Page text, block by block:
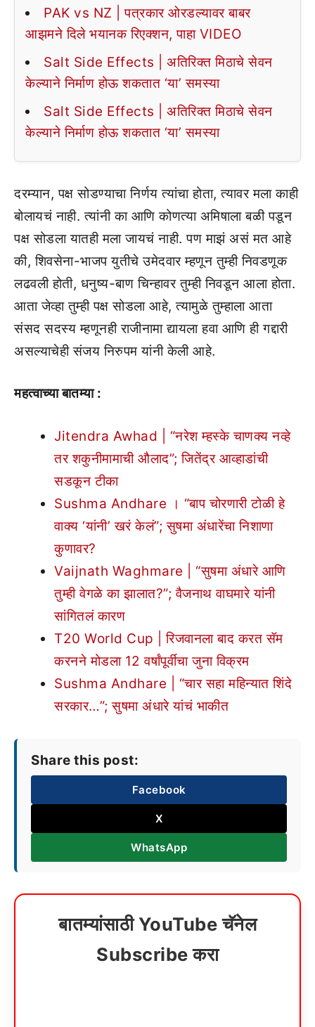
PAK vs NZ | पत्रकार ओरडल्यावर बाबर
आझमने दिले भयानक रिएक्शन, पाहा VIDEO
Salt Side Effects | अतिरिक्त मिठाचे सेवन
केल्याने निर्माण होऊ शकतात ‘या’ समस्या
Salt Side Effects | अतिरिक्त मिठाचे सेवन
केल्याने निर्माण होऊ शकतात ‘या’ समस्या
दरम्यान, पक्ष सोडण्याचा निर्णय त्यांचा होता, त्यावर मला काही
बोलायचं नाही. त्यांनी का आणि कोणत्या अमिषाला बळी पडून
पक्ष सोडला यातही मला जायचं नाही. पण माझं असं मत आहे
की, शिवसेना-भाजप युतीचे उमेदवार म्हणून तुम्ही निवडणूक
लढवली होती, धनुष्य-बाण चिन्हावर तुम्ही निवडून आला होता.
आता जेव्हा तुम्ही पक्ष सोडला आहे, त्यामुळे तुम्हाला आता
संसद सदस्य म्हणूनही राजीनामा द्यायला हवा आणि ही गद्दारी
असल्याचेही संजय निरुपम यांनी केली आहे.
महत्वाच्या बातम्या :
Jitendra Awhad | “नरेश म्हस्के चाणक्य नव्हे
तर शकुनीमामाची औलाद”; जितेंद्र आव्हाडांची
सडकून टीका
Sushma Andhare । “बाप चोरणारी टोळी हे
वाक्य ‘यांनी’ खरं केलं”; सुषमा अंधारेंचा निशाणा
कुणावर?
Vaijnath Waghmare | “सुषमा अंधारे आणि
तुम्ही वेगळे का झालात?”; वैजनाथ वाघमारे यांनी
सांगितलं कारण
T20 World Cup | रिजवानला बाद करत सॅम
करनने मोडला 12 वर्षांपूर्वीचा जुना विक्रम
Sushma Andhare | “चार सहा महिन्यात शिंदे
सरकार…”; सुषमा अंधारे यांचं भाकीत
Share this post:
Facebook
X
WhatsApp
बातम्यांसाठी YouTube चॅनेल
Subscribe करा